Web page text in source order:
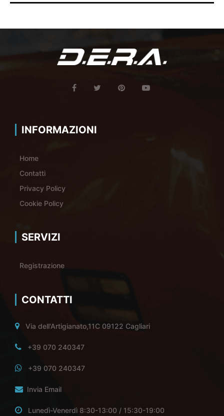
INFORMAZIONI
Home
Contatti
Privacy Policy
Cookie Policy
SERVIZI
Registrazione
CONTATTI
Via dell'Artigianato,11C 09122 Cagliari
+39 070 240347
+39 070 240347
Invia Email
Lunedì-Venerdì 8:30-13:00 / 15:30-19:00